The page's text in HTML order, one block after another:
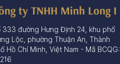
ty TNHH Minh Long I
333 đường Hưng Định 24, khu phố
Lộc, phường Thuận An, Thành
Hồ Chí Minh, Việt Nam - Mã BCQG: